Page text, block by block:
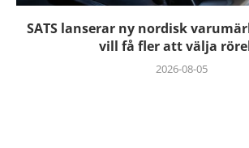
SATS lanserar ny nordisk
vill få fler att välja
2026-08-05